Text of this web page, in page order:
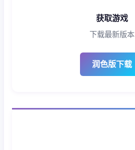
获取游戏
下载最新版本
润色版下载